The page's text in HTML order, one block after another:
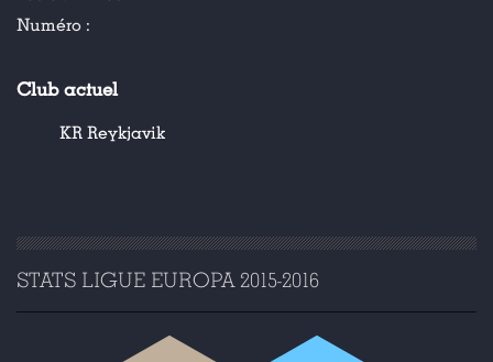
Numéro :
Club actuel
KR Reykjavik
STATS LIGUE EUROPA 2015-2016